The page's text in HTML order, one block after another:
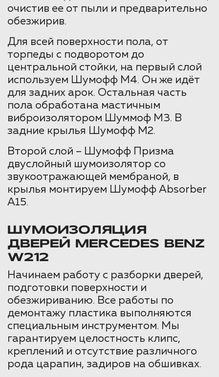
очистив ее от пыли и предварительно
обезжирив.
Для всей поверхности пола, от
торпеды с подворотом до
центральной стойки, на первый слой
используем Шумофф М4. Он же идёт
для задних арок. Остальная часть
пола обработана мастичным
виброизолятором Шуммоф М3. В
задние крылья Шумофф М2.
Второй слой – Шумофф Призма
двуслойный шумоизолятор со
звукоотражающей мембраной, в
крылья монтируем Шумофф Absorber
А15.
ШУМОИЗОЛЯЦИЯ
ДВЕРЕЙ MERCEDES BENZ
W212
Начинаем работу с разборки дверей,
подготовки поверхности и
обезжириванию. Все работы по
демонтажу пластика выполняются
специальным инструментом. Мы
гарантируем целостность клипс,
креплений и отсутствие различного
рода царапин, задиров на обшивках.